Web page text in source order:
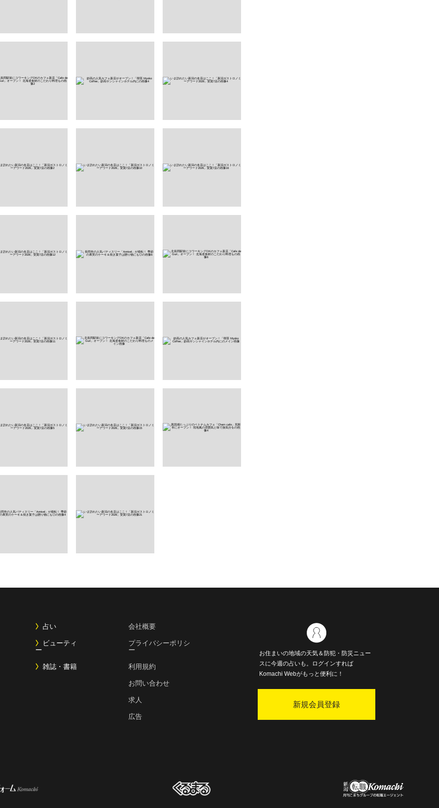
占い
ビューティ
ー
雑誌・書籍
会社概要
プライバシーポリシ
ー
利用規約
お問い合わせ
求人
広告
お住まいの地域の天気＆防犯・防災ニュー
スに今週の占いも。ログインすれば
Komachi Webがもっと便利に！
新規会員登録